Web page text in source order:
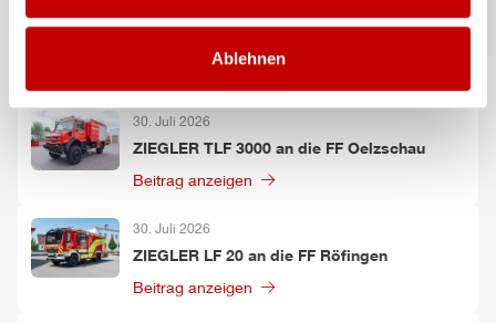
Ablehnen
ZIEGLERGW-L 2 an die FF Leinefelde-
30. Juli 2026
ZIEGLER TLF 3000 an die FF Oelzschau
Beitrag anzeigen
30. Juli 2026
ZIEGLER LF 20 an die FF Röfingen
Beitrag anzeigen